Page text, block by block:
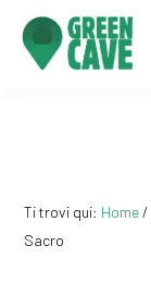
Passa
Monte
Sant’Angelo
Ti trovi qui: Home/
Sacro